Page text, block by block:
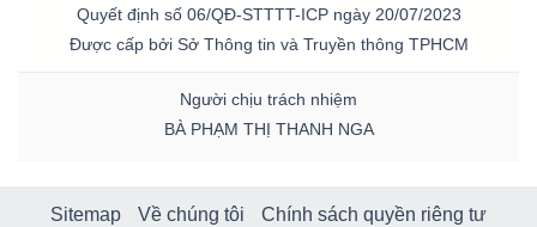
Quyết định số 06/QĐ-STTTT-ICP ngày 20/07/2023
Được cấp bởi Sở Thông tin và Truyền thông TPHCM
Người chịu trách nhiệm
BÀ PHẠM THỊ THANH NGA
Sitemap Về chúng tôi
Chính sách quyền riêng tư